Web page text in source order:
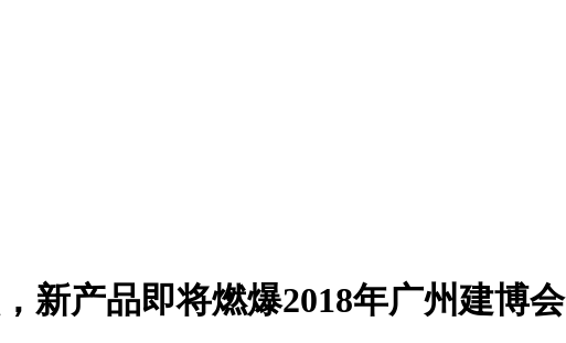
新产品即将燃爆2018年广州建博会